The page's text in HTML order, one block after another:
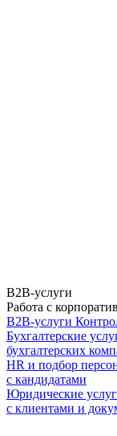
B2B-услуги
Работа с
B2B-услуги
Бухгалтерские
бухгалтерских
HR и подбор
с кандидатами
Юридические
с клиентами и